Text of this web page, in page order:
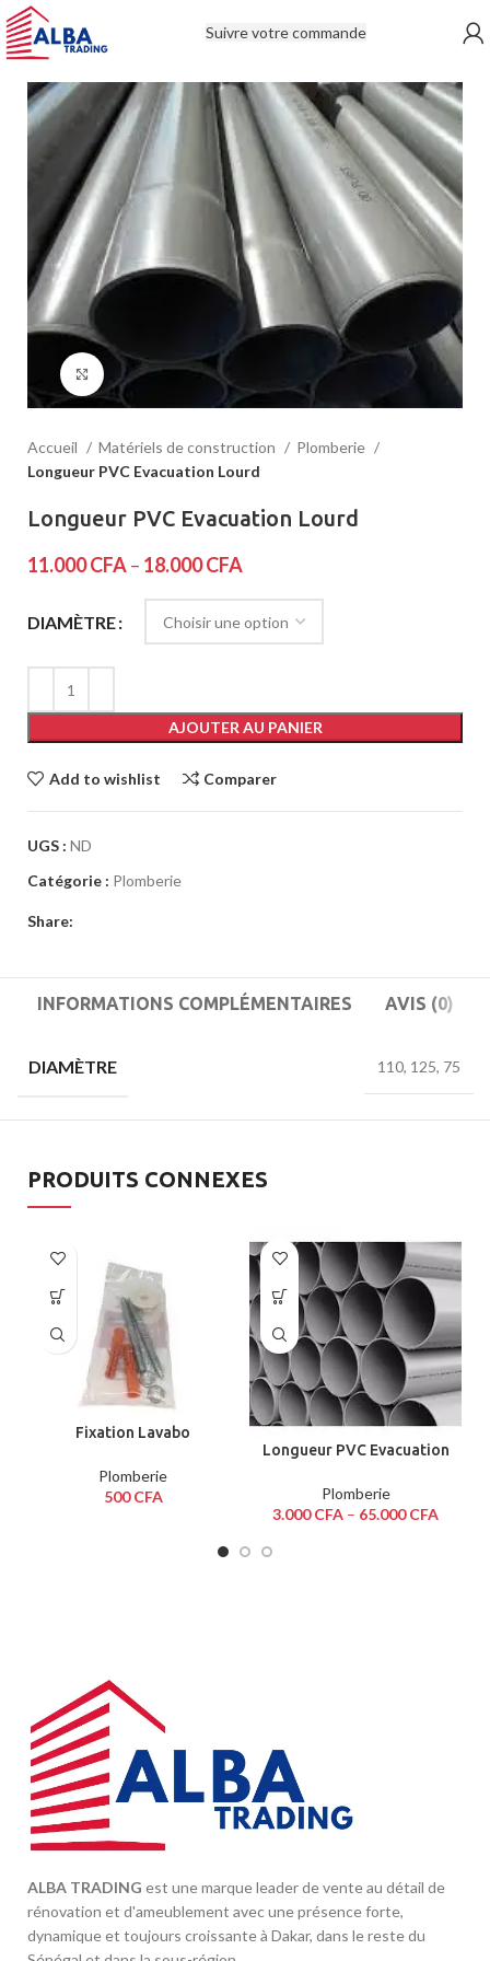
Suivre votre commande
Click to enlarge
Accueil Matériels de construction
Plomberie
Longueur PVC Evacuation Lourd
Longueur PVC Evacuation Lourd
11.000CFA– 18.000CFA
DIAMÈTRE
AJOUTER AU PANIER
Add to wishlist Comparer
UGS : ND
Catégorie : Plomberie
Share:
INFORMATIONS COMPLÉMENTAIRES AVIS (0)
DIAMÈTRE 110, 125, 75
PRODUITS CONNEXES
Fixation Lavabo
Plomberie
500CFA
DIAMÈTRE
Longueur PVC Evacuation
Plomberie
3.000CFA – 65.000CFA
ALBA TRADING est une marque leader de vente au détail de
rénovation et d'ameublement avec une présence forte,
dynamique et toujours croissante à Dakar, dans le reste du